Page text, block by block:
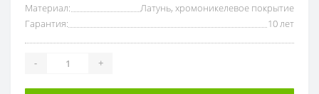
Материал:
Латунь, хромоникелевое покрытие
Гарантия:
10 лет
- +